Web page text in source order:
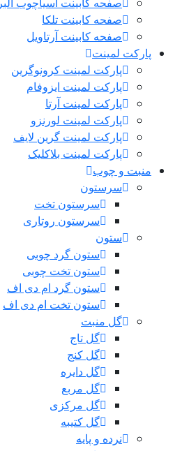
صفحه کابینت تلکا
صفحه کابینت آرتاویل
پارکت لمینت
پارکت لمینت کرونوگرین
پارکت لمینت ایزوفام
پارکت لمینت آرتا
پارکت لمینت لورنزو
پارکت لمینت گرین لایف
پارکت لمینت بلاکلیک
منبت و چوب
سرستون
سرستون تخت
سرستون روتاری
ستون
ستون گرد چوبی
ستون تخت چوبی
ستون گرد ام دی اف
ستون تخت ام دی اف
گل منبت
گل تاج
گل کنج
گل دایره
گل مربع
گل مرکزی
گل کتیبه
نرده و پایه